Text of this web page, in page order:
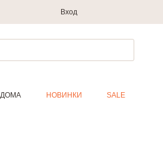
Вход
НОВИНКИ SALE